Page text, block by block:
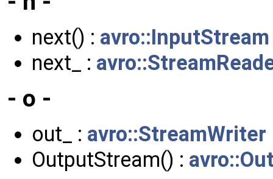
next() : avro::InputStream
next_ :
- o -
out_ : avro::StreamWriter
OutputStream() :